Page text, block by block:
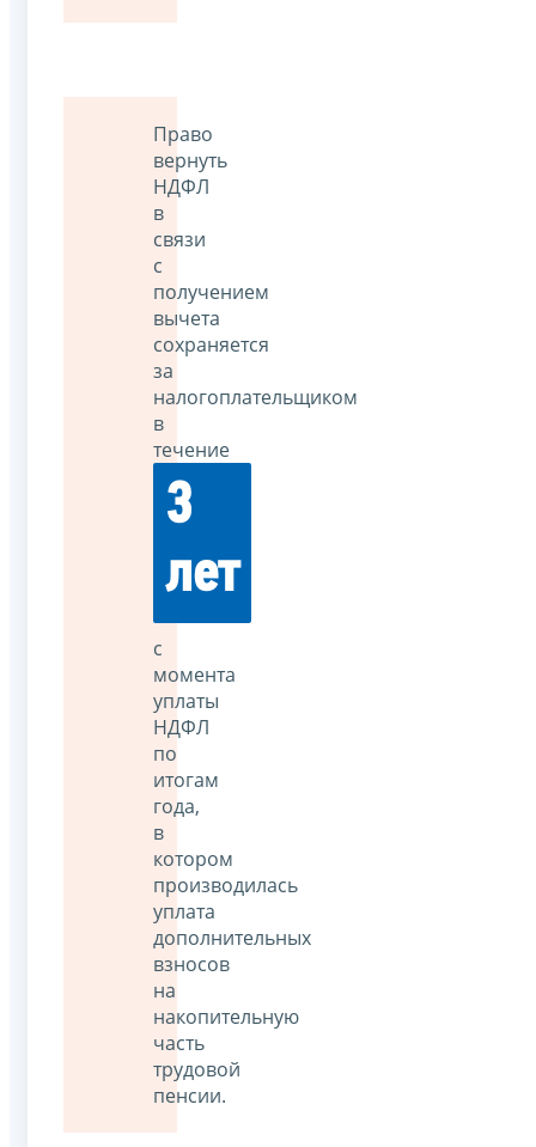
Право
вернуть
НДФЛ
в
связи
с
получением
вычета
сохраняется
за
налогоплательщиком
в
течение
3
лет
с
момента
уплаты
НДФЛ
по
итогам
года,
в
котором
производилась
уплата
дополнительных
взносов
на
накопительную
часть
трудовой
пенсии.